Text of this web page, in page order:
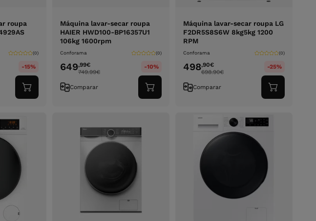
roupa
(0)
-15%
Adicionar
ao
Máquina lavar-secar roupa
HAIER HWD100-BP16357U1
106kg 1600rpm
Conforama (0)
649,99€
749.99€
-10%
Comparar
Adicionar
ao
Máquina lavar-secar roupa LG
F2DR5S8S6W 8kg5kg 1200
RPM
Conforama (0)
498,90€
698.90€
-25%
Comparar
Adicionar
ao